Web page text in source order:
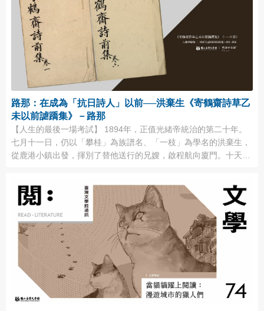
路那：在成為「抗日詩人」以前──洪棄生《寄鶴齋詩草乙
未以前謔蹻集》－路那
【人生的最後一場考試】 1894年，正值光緒帝統治的第二十年。
七月十一日，仍以「攀桂」為族譜名、「一枝」為學名的洪棄生，
從鹿港小鎮出發，揮別了替他送行的兄嫂，啟程航向廈門。十天的
多麼的艱辛啊！即使是這個應試的舉人資格，也是他耗費了許久的
時間與努力才得到的。說起來，清國的 ...